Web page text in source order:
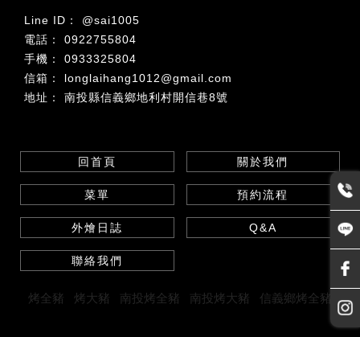
@sai1005
0922755804
0933325804
longlaihang1012@gmail.com
南投縣信義鄉地利村開信巷8號
回首頁 關於我們
菜單 預約流程
外燴日誌 Q&A
聯絡我們
烤全豬 烤大豬 南投烤全豬 南投烤大豬 信義鄉烤全豬